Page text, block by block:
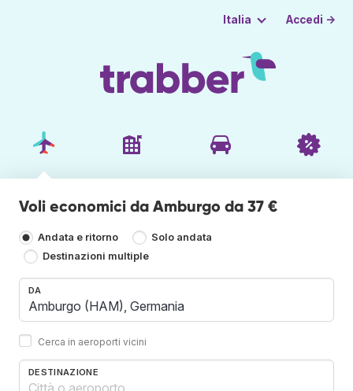
Italia Accedi →
Voli economici da Amburgo da 37 €
Andata e ritorno
Solo andata
Destinazioni multiple
DA
Cerca in aeroporti vicini
DESTINAZIONE